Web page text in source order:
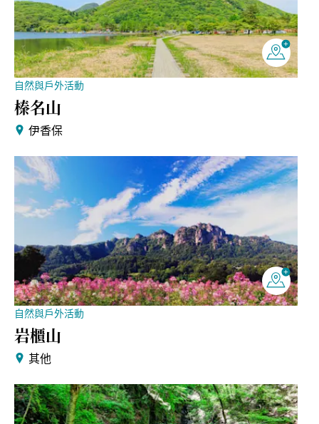
自然與戶外活動
榛名山
伊香保
自然與戶外活動
岩櫃山
其他